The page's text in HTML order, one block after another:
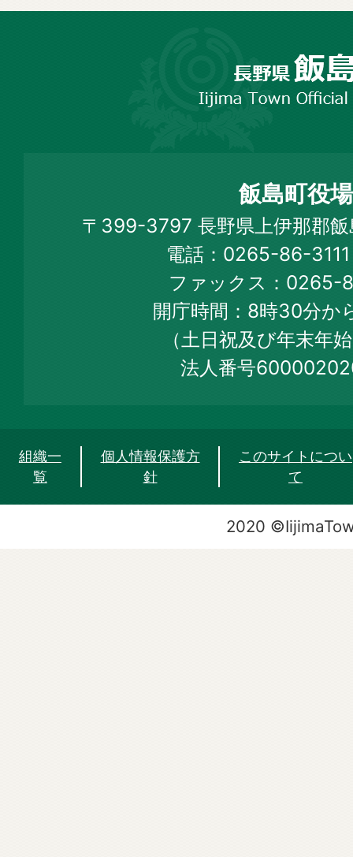
Town
Official
Web
Site
飯島町役場
〒399-3797 長野県上伊那郡
電話：0265-86-
ファックス：0265-
開庁時間：8時30分か
（土日祝及び年末年
法人番号
組織一
覧
個人情報保護方
針
このサイトについ
て
2020